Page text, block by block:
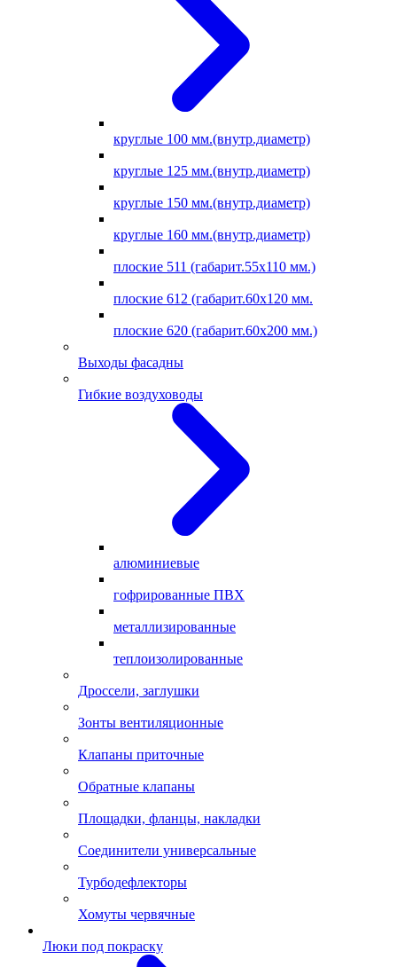
круглые 100 мм.(внутр.диаметр)
круглые 125 мм.(внутр.диаметр)
круглые 150 мм.(внутр.диаметр)
круглые 160 мм.(внутр.диаметр)
плоские 511 (габарит.55х110 мм.)
плоские 612 (габарит.60х120 мм.
плоские 620 (габарит.60х200 мм.)
Выходы фасадны
Гибкие воздуховоды
алюминиевые
гофрированные ПВХ
металлизированные
теплоизолированные
Дроссели, заглушки
Зонты вентиляционные
Клапаны приточные
Обратные клапаны
Площадки, фланцы, накладки
Соединители универсальные
Турбодефлекторы
Хомуты червячные
Люки под покраску